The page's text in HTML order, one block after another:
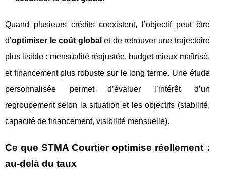
Quand plusieurs crédits coexistent, l’objectif peut être
d’optimiser le coût global et de retrouver une trajectoire
plus lisible : mensualité réajustée, budget mieux maîtrisé,
et financement plus robuste sur le long terme. Une étude
personnalisée permet d’évaluer l’intérêt d’un
regroupement selon la situation et les objectifs (stabilité,
capacité de financement, visibilité mensuelle).
Ce que STMA Courtier optimise réellement :
au-delà du taux